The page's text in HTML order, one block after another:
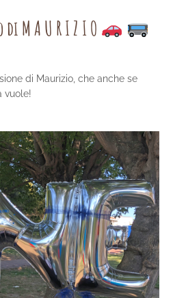
M A U R I Z I O
di Maurizio, che anche se
vuole!